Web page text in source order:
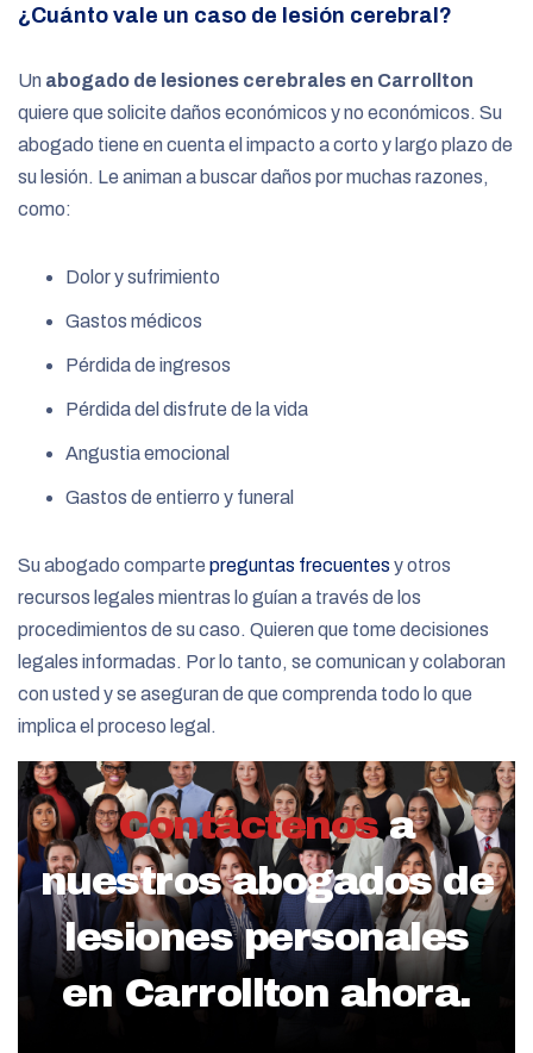
¿Cuánto vale un caso de lesión cerebral?
Un abogado de lesiones cerebrales en Carrollton
quiere que solicite daños económicos y no económicos. Su
abogado tiene en cuenta el impacto a corto y largo plazo de
su lesión. Le animan a buscar daños por muchas razones,
como:
Dolor y sufrimiento
Gastos médicos
Pérdida de ingresos
Pérdida del disfrute de la vida
Angustia emocional
Gastos de entierro y funeral
Su abogado comparte preguntas frecuentes y otros
recursos legales mientras lo guían a través de los
procedimientos de su caso. Quieren que tome decisiones
legales informadas. Por lo tanto, se comunican y colaboran
con usted y se aseguran de que comprenda todo lo que
implica el proceso legal.
Contáctenos a
nuestros abogados de
lesiones personales
en Carrollton ahora.